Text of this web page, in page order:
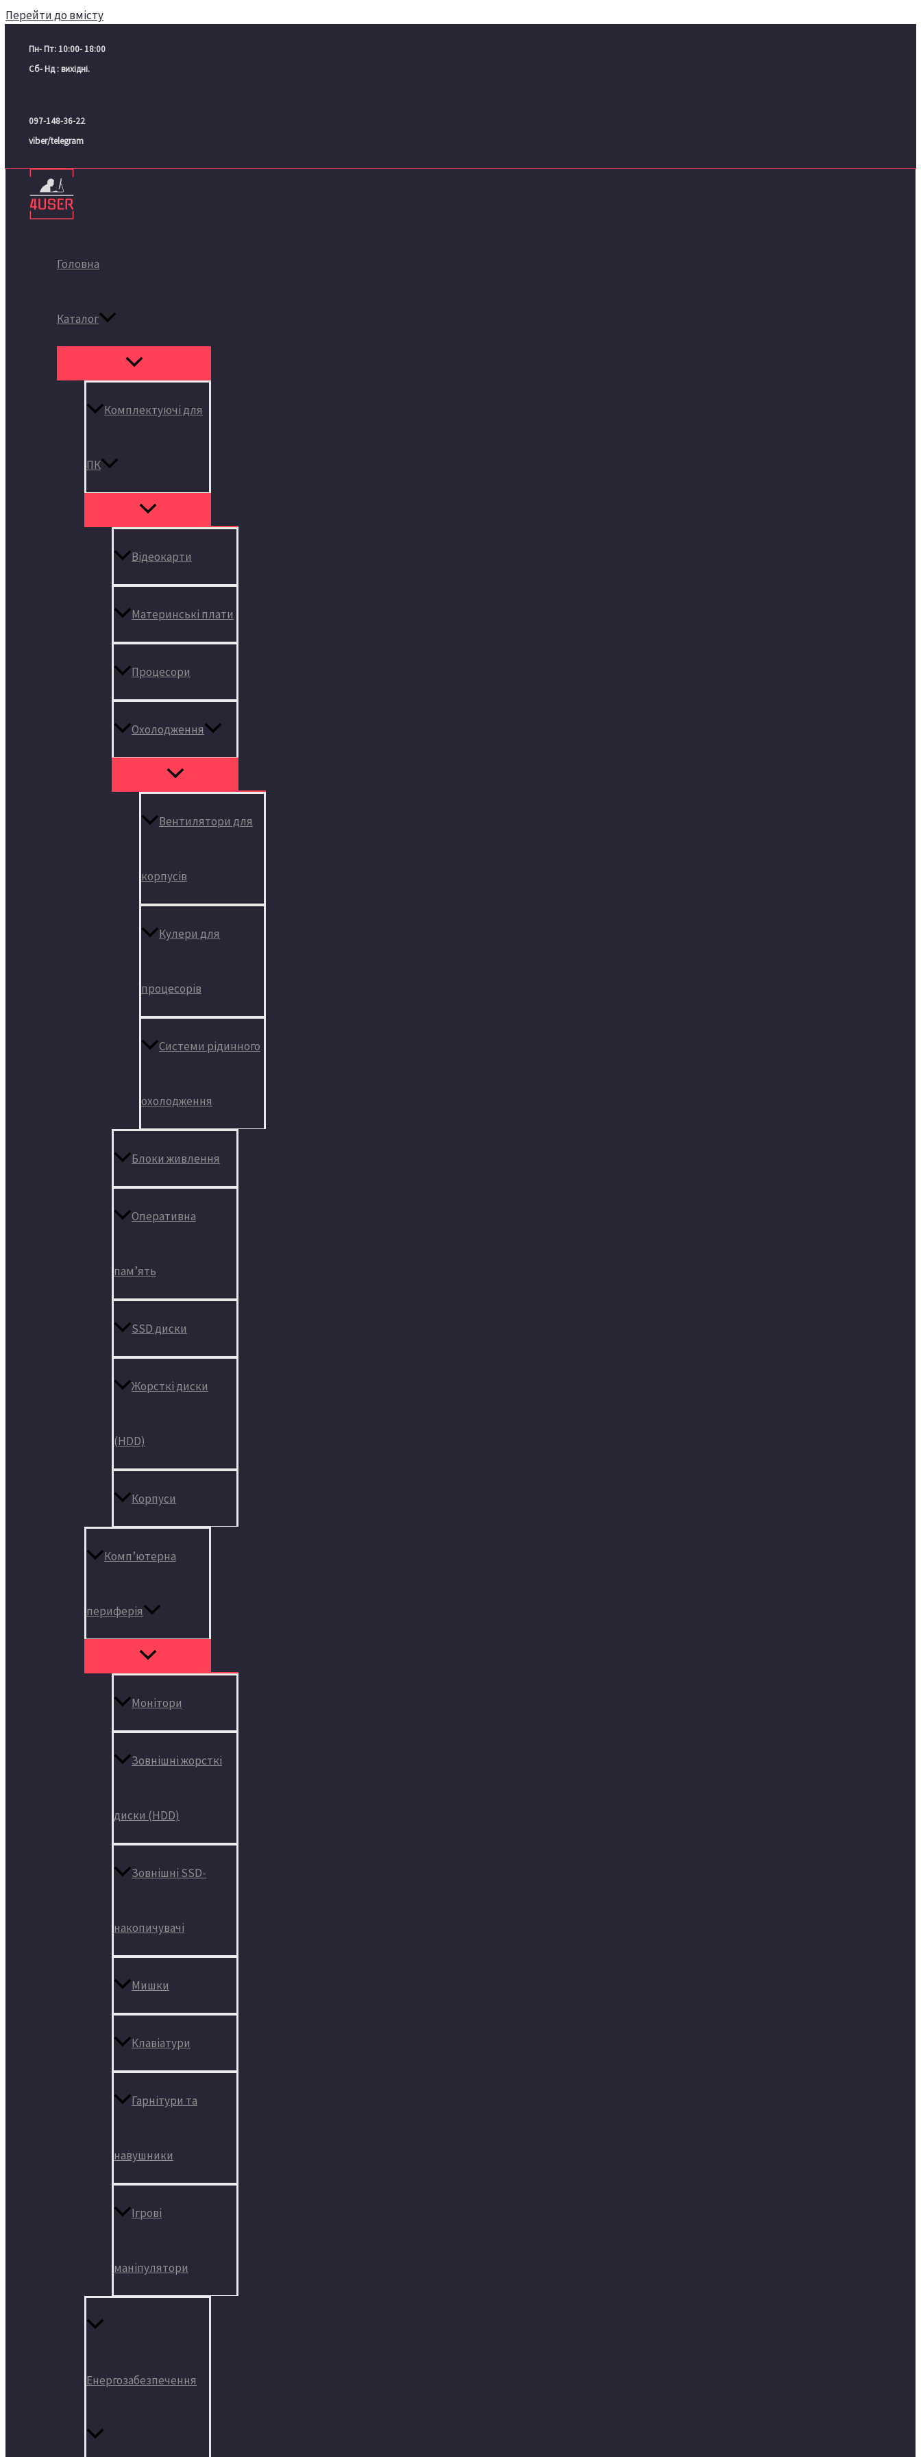
Перейти до вмісту
Пн- Пт: 10:00- 18:00
Сб- Нд : вихідні.
097-148-36-22
viber/telegram
Головна
Каталог
Комплектуючі для
ПК
Відеокарти
Материнські плати
Процесори
Охолодження
Вентилятори для
корпусів
Кулери для
процесорів
Системи рідинного
охолодження
Блоки живлення
Оперативна
пам’ять
SSD диски
Жорсткі диски
(HDD)
Корпуси
Комп’ютерна
периферія
Монітори
Зовнішні жорсткі
диски (HDD)
Зовнішні SSD-
накопичувачі
Мишки
Клавіатури
Гарнітури та
навушники
Ігрові
маніпулятори
Енергозабезпечення